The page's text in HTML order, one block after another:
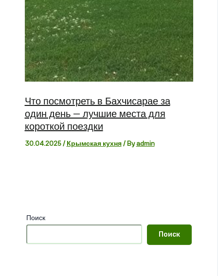
Что посмотреть в Бахчисарае за
один день — лучшие места для
короткой поездки
30.04.2025/ Крымская кухня/ Byadmin
Поиск
Поиск